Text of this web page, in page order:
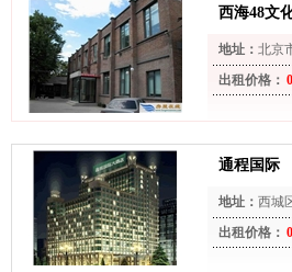
西海48文
地址： 北京
出租价格：
通程国际
地址： 西城
出租价格：